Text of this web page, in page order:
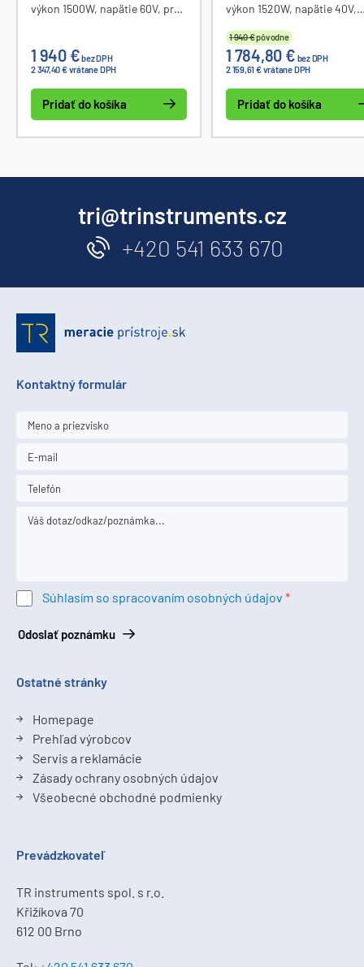
výkon 1500W, napätie 60V, prúd
CV, nastaviteľná rýchlosť
prebehu, nadprúdová /
prepäťová / tepelná ochrana,
komunikačné rozhranie USB,
-232 & 485, GPIB, LabVIEW
ovládacie aplikácie.
1 940 €bez DPH
2 347,40 € vrátane DPH
Pridať do košíka
výkon 1520W, napätie 40V,
paralelné radenie zdrojov,
funkcia CC / CV,
rýchlosť prebehu,
/ prepäťová / tepelná
komunikačné rozhranie
-232 & 485, GPIB, LabVIEW
ovládacie aplikácie.
1 940 €pôvodne
1 784,80 € bez DPH
2 159,61 € vrátane DPH
Pridať do košíka
tri@trinstruments.cz
+420 541 633 670
Kontaktný formulár
Súhlasím so spracovaním osobných údajov
Odoslať poznámku
Ostatné stránky
Homepage
Prehľad výrobcov
Servis a reklamácie
Zásady ochrany osobných údajov
Všeobecné obchodné podmienky
Prevádzkovateľ
TR instruments spol. s r.o.
Křižíkova 70
612 00 Brno